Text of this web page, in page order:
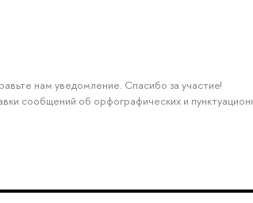
нам уведомление. Спасибо за участие!
сообщений об орфографических и